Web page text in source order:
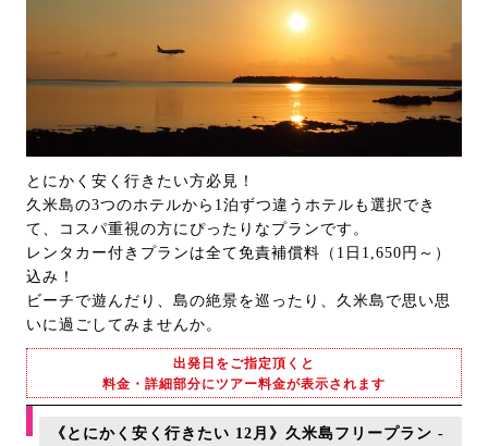
とにかく安く行きたい方必見！
久米島の3つのホテルから1泊ずつ違うホテルも選択でき
て、コスパ重視の方にぴったりなプランです。
レンタカー付きプランは全て免責補償料（1日1,650円～）
込み！
ビーチで遊んだり、島の絶景を巡ったり、久米島で思い思
いに過ごしてみませんか。
出発日をご指定頂くと
料金・詳細部分にツアー料金が表示されます
《とにかく安く行きたい 12月》久米島フリープラン -